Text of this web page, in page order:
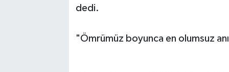
dedi.
"Ömrümüz boyunca en olumsuz